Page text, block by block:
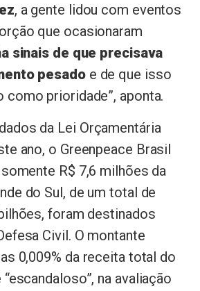
, a gente lidou com eventos
que ocasionaram
sinais de que precisava
pesadoe de que isso
prioridade”, aponta.
da Lei Orçamentária
ano, o Greenpeace Brasil
R$ 7,6 milhões da
do Sul, de um total de
foram destinados
Civil. O montante
0,009% da receita total do
na avaliação